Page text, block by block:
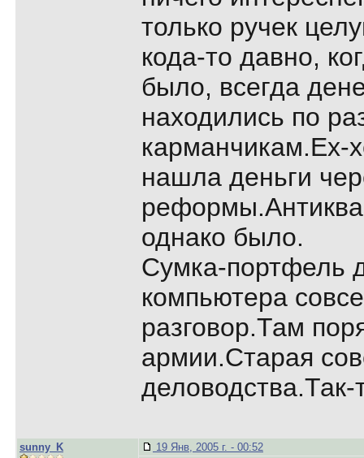
только ручек
кода-то давно,
было, всегда
находились по
карманчикам.Ех-
нашла деньги
однако было.
Сумка-портфель
компьютера
разговор.Там
армии.Старая
деловодства.Так-
sunny_K 19 Янв, 2005 г. - 00:52